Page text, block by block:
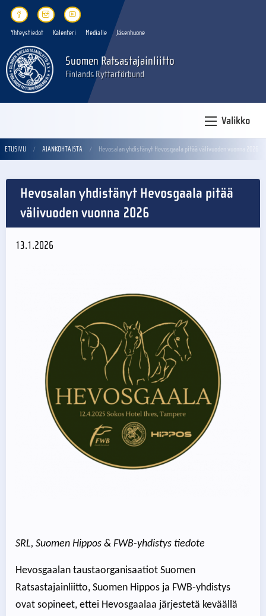
Yhteystiedot Kalenteri Medialle Jäsenhuone
Suomen Ratsastajainliitto
Finlands Ryttarförbund
Valikko
ETUSIVU AJANKOHTAISTA Hevosalan yhdistänyt Hevosgaala pitää välivuoden vuonna 2026
Hevosalan yhdistänyt Hevosgaala pitää
välivuoden vuonna 2026
13.1.2026
SRL, Suomen Hippos & FWB-yhdistys tiedote
Hevosgaalan taustaorganisaatiot Suomen
Ratsastajainliitto, Suomen Hippos ja FWB-yhdistys
ovat sopineet, ettei Hevosgaalaa järjestetä keväällä